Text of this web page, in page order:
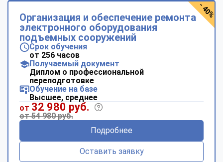
Организация и обеспечение ремонта
электронного оборудования
подъемных сооружений
Срок обучения
от 256 часов
Получаемый документ
Диплом о профессиональной
переподготовке
Обучение на базе
Высшее, среднее
от 32 980 руб.
от 54 980 руб.
Подробнее
Оставить заявку
- 40%